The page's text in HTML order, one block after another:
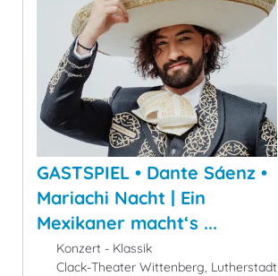
GASTSPIEL • Dante Sáenz •
Mariachi Nacht | Ein
Mexikaner macht‘s ...
Konzert - Klassik
Clack-Theater Wittenberg, Lutherstadt